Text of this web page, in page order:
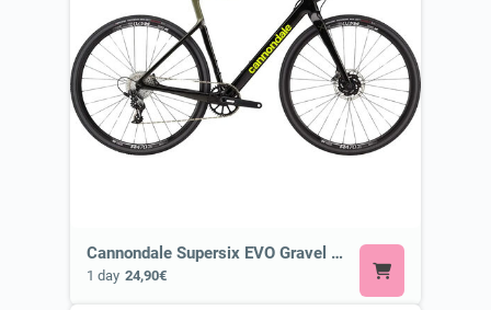
Cannondale Supersix EVO Gravel or Similar
1 day 24,90€